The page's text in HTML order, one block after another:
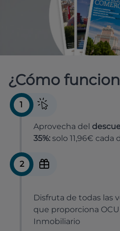
¿Cómo
1
Aprovecha del
35%: solo 11,96€ cada
2
Disfruta de todas las
que proporciona OCU
Inmobiliario